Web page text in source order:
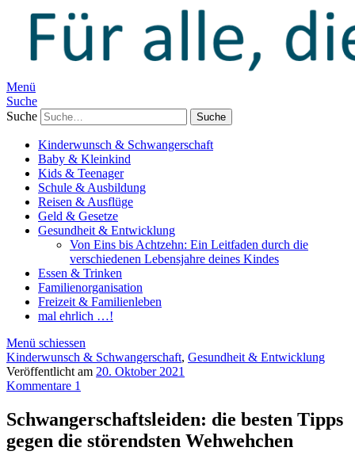
Menü
Suche
Suche
Kinderwunsch & Schwangerschaft
Baby & Kleinkind
Kids & Teenager
Schule & Ausbildung
Reisen & Ausflüge
Geld & Gesetze
Gesundheit & Entwicklung
Von Eins bis Achtzehn: Ein Leitfaden durch die
verschiedenen Lebensjahre deines Kindes
Essen & Trinken
Familienorganisation
Freizeit & Familienleben
mal ehrlich …!
Menü schiessen
Kinderwunsch & Schwangerschaft, Gesundheit & Entwicklung
Veröffentlicht am 20. Oktober 2021
Kommentare 1
Schwangerschaftsleiden: die besten Tipps
gegen die störendsten Wehwehchen